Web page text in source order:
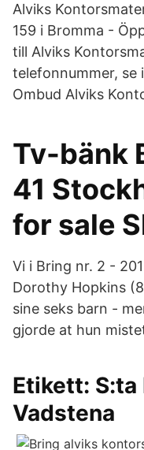
Alviks
159 i Bromma -
till Alviks
telefonnummer,
Ombud Alviks
Tv-bänk
41
for sale
Vi i Bring nr. 2 -
Dorothy Hopkins
sine seks barn -
gjorde at hun
Etikett: S:ta
Vadstena